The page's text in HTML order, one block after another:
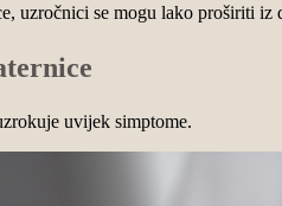
uzročnici se mogu lako proširiti
uvijek simptome.